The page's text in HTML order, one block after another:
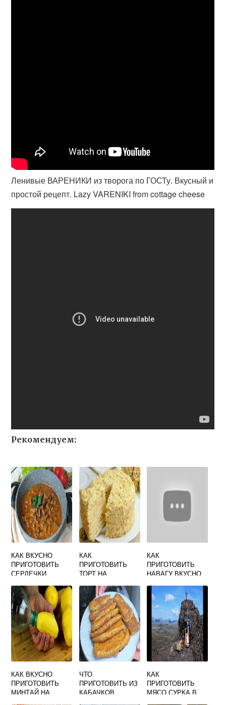
Ленивые ВАРЕНИКИ из творога по ГОСТу. Вкусный и
простой рецепт. Lazy VARENIKI from cottage cheese
Рекомендуем:
КАК ВКУСНО
ПРИГОТОВИТЬ
СЕРДЕЧКИ
ТОМАТНОМ
СОУСЕ
КАК
ПРИГОТОВИТЬ
ТОРТ НА
ДОМАШНИХ
УСЛОВИЯХ
РЕЦЕПТ С ФОТО
ПОШАГОВО
БЫСТРО И
ВКУСНО
КАК
ПРИГОТОВИТЬ
НАВАГУ ВКУСНО
КАК ВКУСНО
ПРИГОТОВИТЬ
МИНТАЙ НА
ЧТО
ПРИГОТОВИТЬ ИЗ
КАБАЧКОВ
КАК
ПРИГОТОВИТЬ
МЯСО СУРКА В